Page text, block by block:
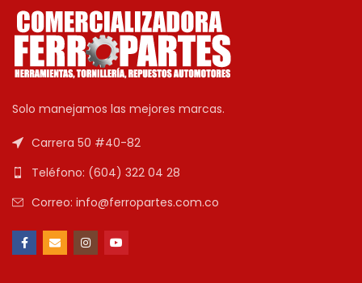
Solo manejamos las mejores marcas.
Carrera 50 #40-82
Teléfono: (604) 322 04 28
Correo: info@ferropartes.com.co